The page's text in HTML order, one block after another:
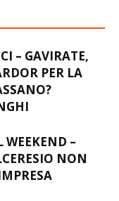
– GAVIRATE,
PER LA
WEEKEND –
NON